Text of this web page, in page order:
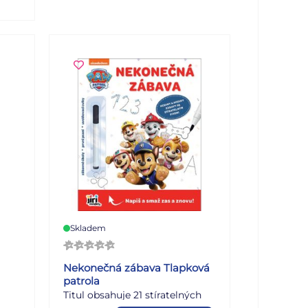
a
Skladem
Nekonečná zábava Tlapková
patrola
Titul obsahuje 21 stíratelných